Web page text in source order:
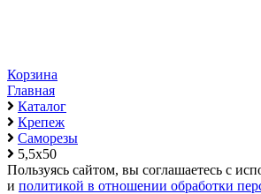
Корзина
Главная
Каталог
Крепеж
Саморезы
5,5х50
Пользуясь сайтом, вы соглашаетесь с
и политикой в отношении обработки